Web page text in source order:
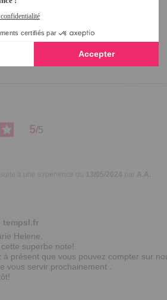
5/5
tempsl.fr
Helene,
superbe note!
à présent que vous pouvez compter sur
vous servir prochainement .